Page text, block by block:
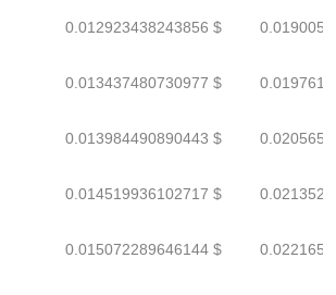
0.012923438243856 $
0.013437480730977 $
0.013984490890443 $
0.014519936102717 $
0.015072289646144 $